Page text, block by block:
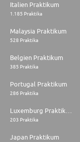
Italien Praktikum
1.185 Praktika
Malaysia Praktikum
528 Praktika
Belgien Praktikum
385 Praktika
Portugal Praktikum
286 Praktika
203 Praktika
Japan Praktikum